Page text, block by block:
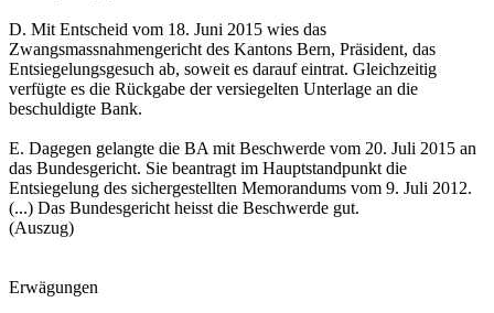
D. Mit Entscheid vom 18. Juni 2015 wies das
Zwangsmassnahmengericht des Kantons Bern, Präsident, das
Entsiegelungsgesuch ab, soweit es darauf eintrat. Gleichzeitig
verfügte es die Rückgabe der versiegelten Unterlage an die
beschuldigte Bank.
E. Dagegen gelangte die BA mit Beschwerde vom 20. Juli 2015 an
das Bundesgericht. Sie beantragt im Hauptstandpunkt die
Entsiegelung des sichergestellten Memorandums vom 9. Juli 2012.
(...) Das Bundesgericht heisst die Beschwerde gut.
(Auszug)
Erwägungen